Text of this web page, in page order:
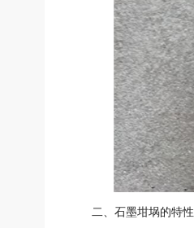
二、石墨坩埚的特性